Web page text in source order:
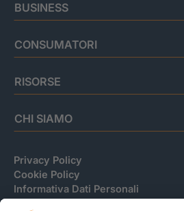
BUSINESS
CONSUMATORI
RISORSE
CHI SIAMO
Privacy Policy
Cookie Policy
Informativa Dati Personali